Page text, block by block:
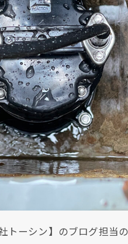
ーシン】のブログ担当の